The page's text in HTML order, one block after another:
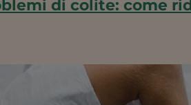
di colite: come